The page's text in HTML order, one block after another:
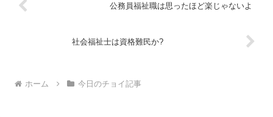
公務員福祉職は思ったほど楽じゃないよ
社会福祉士は資格難民か?
ホーム 今日のチョイ記事